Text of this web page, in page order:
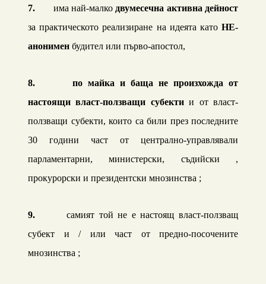
7. има най-малко двумесечна активна дейност
за практическото реализиране на идеята като НЕ-
анонимен будител или първо-апостол,
8.
по майка и баща не произхожда от
настоящи власт-ползващи субектии от власт-
ползващи субекти, които са били през последните
30 години част от централно-управлявали
парламентарни, министерски, съдийски ,
прокурорски и президентски мнозинства ;
9.
самият той не е настоящ власт-ползващ
субект и / или част от предно-посочените
мнозинства ;